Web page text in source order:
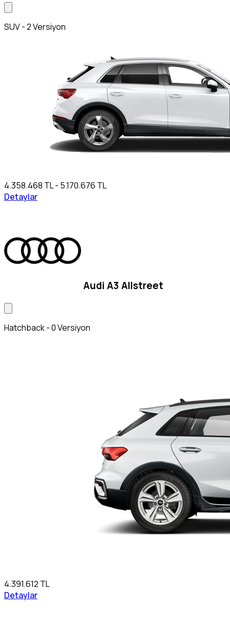
SUV - 2 Versiyon
4.358.468 TL - 5.170.676 TL
Detaylar
Audi A3 Allstreet
Hatchback - 0 Versiyon
4.391.612 TL
Detaylar